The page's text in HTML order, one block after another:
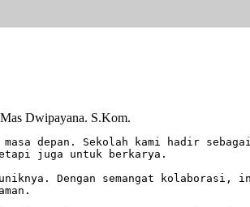
Dwipayana. S.Kom.
depan. Sekolah kami hadir
juga untuk berkarya.
Dengan semangat